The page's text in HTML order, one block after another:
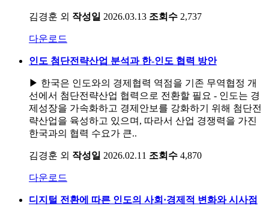
김경훈 외 작성일 2026.03.13 조회수 2,737
다운로드
인도 첨단전략산업 분석과 한-인도 협력 방안
▶ 한국은 인도와의 경제협력 역점을 기존 무역협정 개
선에서 첨단전략산업 협력으로 전환할 필요 - 인도는 경
제성장을 가속화하고 경제안보를 강화하기 위해 첨단전
략산업을 육성하고 있으며, 따라서 산업 경쟁력을 가진
한국과의 협력 수요가 큰..
김경훈 외 작성일 2026.02.11 조회수 4,870
다운로드
디지털 전환에 따른 인도의 사회·경제적 변화와 시사점